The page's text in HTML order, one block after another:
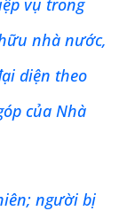
nhà nước,
diện theo
của Nhà
người bị